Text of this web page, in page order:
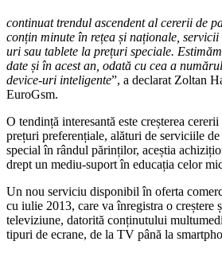
continuat trendul ascendent al cererii de
conțin minute în rețea și naționale, servicii
uri sau tablete la prețuri speciale.
date și în acest an, odată cu cea a
device-uri inteligente”, a declarat Zoltan
EuroGsm.
O tendință interesantă este creșterea
prețuri preferențiale, alături de serviciile
special în rândul părinților, aceștia
drept un mediu-suport în educația celor
Un nou serviciu disponibil în oferta
cu iulie 2013, care va înregistra o creștere
televiziune, datorită conținutului
tipuri de ecrane, de la TV până la